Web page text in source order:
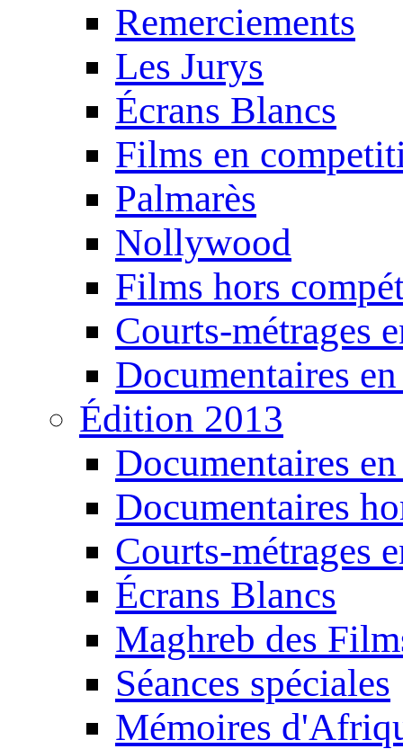
Remerciements
Les Jurys
Écrans Blancs
Films en
Palmarès
Nollywood
Films hors
Courts-métrages
Documentaires
Édition 2013
Documentaires
Documentaires
Courts-métrages
Écrans Blancs
Maghreb des
Séances spéciales
Mémoires